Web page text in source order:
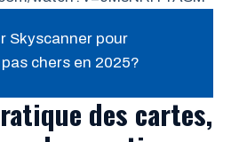
Skyscanner pour
chers en 2025?
des cartes,